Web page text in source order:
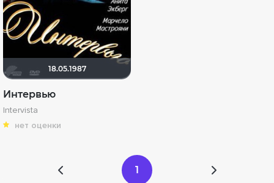
18.05.1987
Интервью
Intervista
нет оценки
1